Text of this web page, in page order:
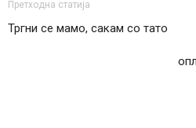
Претходна статија
Тргни се мамо, сакам со тато